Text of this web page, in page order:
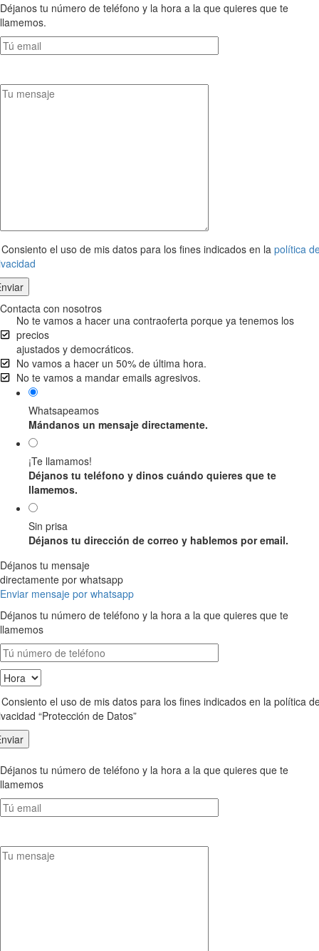
Déjanos tu número de teléfono y la hora a la que quieres que te
llamemos.
el uso de mis datos para los fines indicados en la política
Contacta con nosotros
No te vamos a hacer una contraoferta porque ya tenemos los
precios
ajustados y democráticos.
No vamos a hacer un 50% de última hora.
No te vamos a mandar emails agresivos.
Whatsapeamos
Mándanos un mensaje directamente.
¡Te llamamos!
Déjanos tu teléfono y dinos cuándo quieres que te
llamemos.
Sin prisa
Déjanos tu dirección de correo y hablemos por email.
Déjanos tu mensaje
directamente por whatsapp
Enviar mensaje por whatsapp
Déjanos tu número de teléfono y la hora a la que quieres que te
llamemos
el uso de mis datos para los fines indicados en la política
“Protección de Datos”
Déjanos tu número de teléfono y la hora a la que quieres que te
llamemos